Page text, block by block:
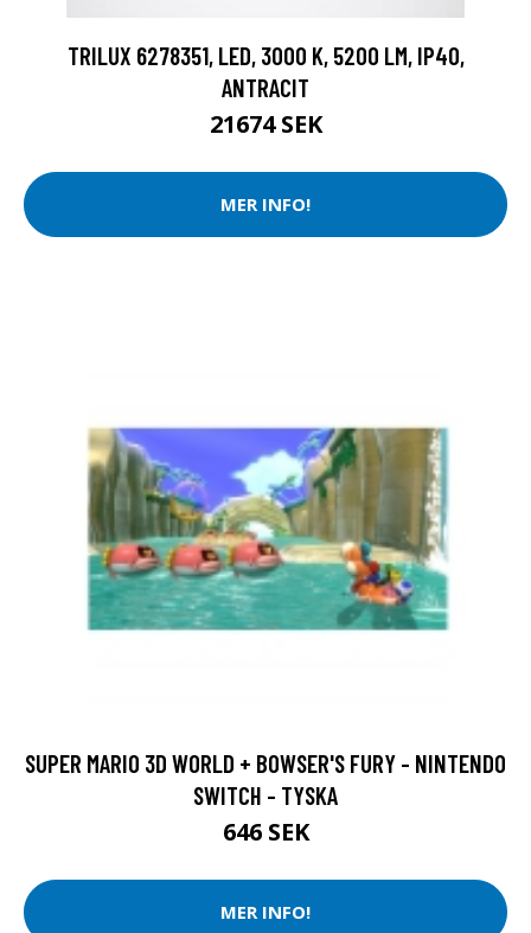
TRILUX 6278351, LED, 3000 K, 5200 LM, IP40,
ANTRACIT
21674 SEK
MER INFO!
SUPER MARIO 3D WORLD + BOWSER'S FURY - NINTENDO
SWITCH - TYSKA
646 SEK
MER INFO!